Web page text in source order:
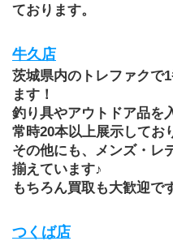
ております。
牛久店
茨城県内のトレファクで
ます！
釣り具やアウトドア品を
常時20本以上展示してお
その他にも、メンズ・レ
揃えています♪
もちろん買取も大歓迎で
つくば店